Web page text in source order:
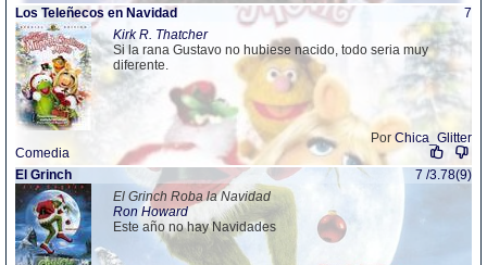
Los Teleñecos en Navidad
7
Kirk R. Thatcher
Si la rana Gustavo no hubiese nacido, todo seria muy
diferente.
Por Chica_Glitter
Comedia
El Grinch
7 /3.78(9)
El Grinch Roba la Navidad
Ron Howard
Este año no hay Navidades